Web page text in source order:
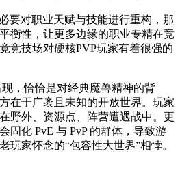
要对职业天赋与技能进行重构，那
衡性，让更多边缘的职业专精在竞
竞技场对硬核PVP玩家有着很强的
，恰恰是对经典魔兽精神的背
在于广袤且未知的开放世界。玩家
野外、资源点、阵营遭遇战中。更
固化 PvE 与 PvP 的群体，导致游
玩家怀念的“包容性大世界”相悖。